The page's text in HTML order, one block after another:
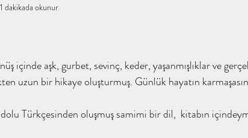
#şifabintiabdullah #tahayyülakademi
tahay
1 dakikada okunur
içinde aşk, gurbet, sevinç, keder, yaşanmışlıklar ve
uzun bir hikaye oluşturmuş. Günlük hayatın
Türkçesinden oluşmuş samimi bir dil,  kitabın